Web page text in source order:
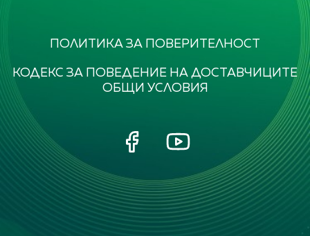
ПОЛИТИКА ЗА ПОВЕРИТЕЛНОСТ
КОДЕКС ЗА ПОВЕДЕНИЕ НА ДОСТАВЧИЦИТЕ
ОБЩИ УСЛОВИЯ